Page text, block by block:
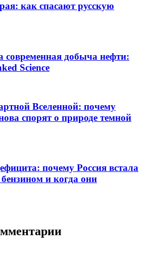
как спасают русскую
современная добыча нефти:
Science
Вселенной: почему
спорят о природе темной
почему Россия встала
бензином и когда они